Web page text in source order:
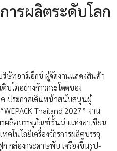
ารผลิตระดับโลก
ริษัทอาร์เอ็กซ์ ผู้จัดงานแสดงสินค้า
บโตอย่างก้าวกระโดดของ
ประกาศเดินหน้าสนับสนุนผู้
Thailand 2027” งาน
รผลิตบรรจุภัณฑ์ชั้นนำแห่งอาเซียน
โนโลยีเครื่องจักรการผลิตบรรจุ
กล่องกระดาษพับ เครื่องขึ้นรูป-